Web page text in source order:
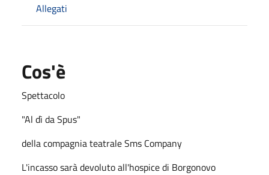
Allegati
Cos'è
Spettacolo
"Al dì da Spus"
della compagnia teatrale Sms Company
L'incasso sarà devoluto all'hospice di Borgonovo